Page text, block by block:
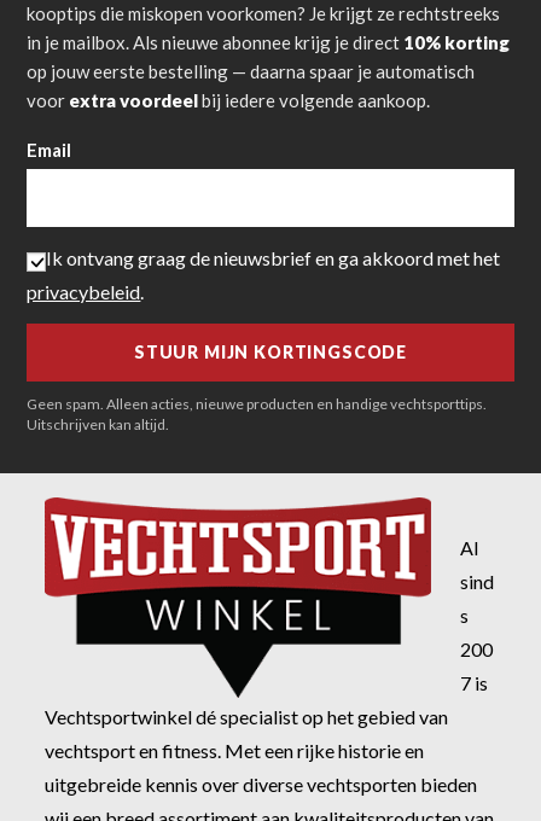
kooptips die miskopen voorkomen? Je krijgt ze rechtstreeks
in je mailbox. Als nieuwe abonnee krijg je direct 10% korting
op jouw eerste bestelling — daarna spaar je automatisch
voor extra voordeelbij iedere volgende aankoop.
Email
Ik ontvang graag de nieuwsbrief en ga akkoord met het
privacybeleid.
Geen spam. Alleen acties, nieuwe producten en handige vechtsporttips.
Uitschrijven kan altijd.
Al
sind
s
200
7 is
Vechtsportwinkel dé specialist op het gebied van
vechtsport en fitness. Met een rijke historie en
uitgebreide kennis over diverse vechtsporten bieden